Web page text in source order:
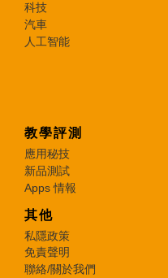
科技
汽車
人工智能
教學評測
應用秘技
新品測試
Apps 情報
其他
私隱政策
免責聲明
聯絡/關於我們